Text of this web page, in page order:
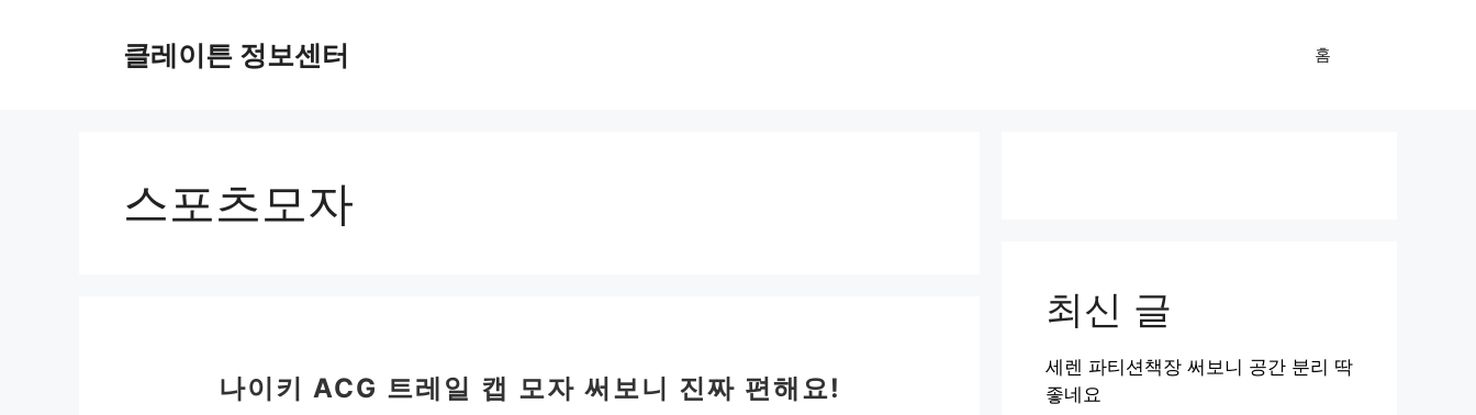
클레이튼 정보센터 홈
스포츠모자
나이키 ACG 트레일 캡 모자 써보니 진짜 편해요!
최신 글
세렌 파티션책장 써보니 공간 분리 딱
좋네요